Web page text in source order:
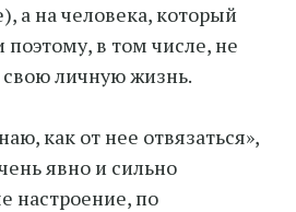
а на человека, который
поэтому, в том числе, не
личную жизнь.
как от нее отвязаться»,
явно и сильно
настроение, по